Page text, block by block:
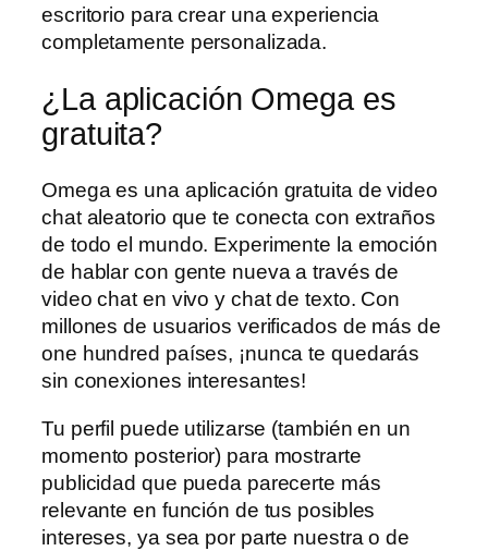
escritorio para crear una experiencia
completamente personalizada.
¿La aplicación Omega es
gratuita?
Omega es una aplicación gratuita de video
chat aleatorio que te conecta con extraños
de todo el mundo. Experimente la emoción
de hablar con gente nueva a través de
video chat en vivo y chat de texto. Con
millones de usuarios verificados de más de
one hundred países, ¡nunca te quedarás
sin conexiones interesantes!
Tu perfil puede utilizarse (también en un
momento posterior) para mostrarte
publicidad que pueda parecerte más
relevante en función de tus posibles
intereses, ya sea por parte nuestra o de